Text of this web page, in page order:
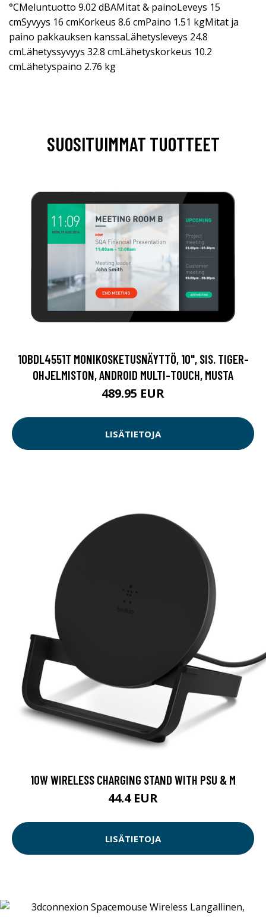
°CMeluntuotto 9.02 dBAMitat & painoLeveys 15
cmSyvyys 16 cmKorkeus 8.6 cmPaino 1.51 kgMitat ja
paino pakkauksen kanssaLähetysleveys 24.8
cmLähetyssyvyys 32.8 cmLähetyskorkeus 10.2
cmLähetyspaino 2.76 kg
SUOSITUIMMAT TUOTTEET
10BDL4551T MONIKOSKETUSNÄYTTÖ, 10", SIS. TIGER-
OHJELMISTON, ANDROID MULTI-TOUCH, MUSTA
489.95 EUR
LISÄTIETOJA
10W WIRELESS CHARGING STAND WITH PSU & M
44.4 EUR
LISÄTIETOJA